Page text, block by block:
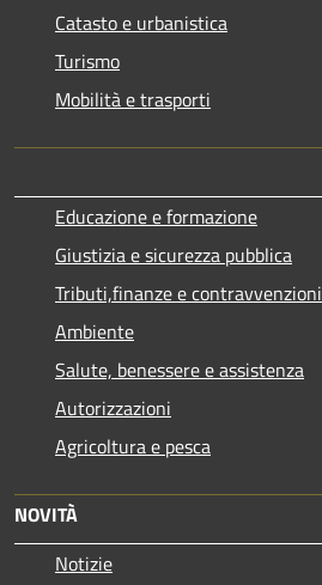
Catasto e urbanistica
Turismo
Mobilità e trasporti
Educazione e formazione
Giustizia e sicurezza pubblica
Tributi,finanze e contravvenzioni
Ambiente
Salute, benessere e assistenza
Autorizzazioni
Agricoltura e pesca
NOVITÀ
Notizie